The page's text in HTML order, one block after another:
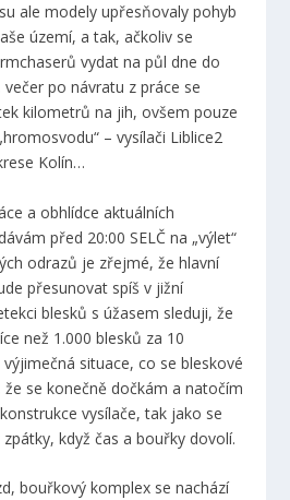
ale modely upřesňovaly pohyb
území, a tak, ačkoliv se
vydat na půl dne do
po návratu z práce se
kilometrů na jih, ovšem pouze
– vysílači Liblice2
Kolín…
a obhlídce aktuálních
před 20:00 SELČ na „výlet“
odrazů je zřejmé, že hlavní
přesunovat spíš v jižní
blesků s úžasem sleduji, že
než 1.000 blesků za 10
situace, co se bleskové
se konečně dočkám a natočím
vysílače, tak jako se
když čas a bouřky dovolí.
bouřkový komplex se nachází